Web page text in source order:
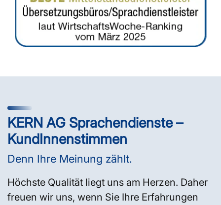
KERN AG Sprachendienste –
KundInnenstimmen
Denn Ihre Meinung zählt.
Höchste Qualität liegt uns am Herzen. Daher
freuen wir uns, wenn Sie Ihre Erfahrungen